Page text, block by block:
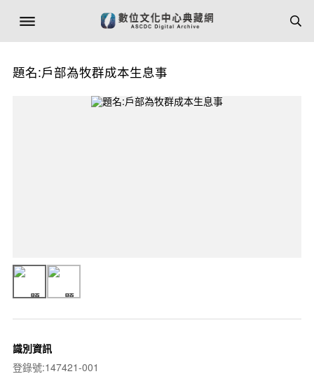
題名:戶部為牧群成本生息事
識別資訊
登錄號:147421-001